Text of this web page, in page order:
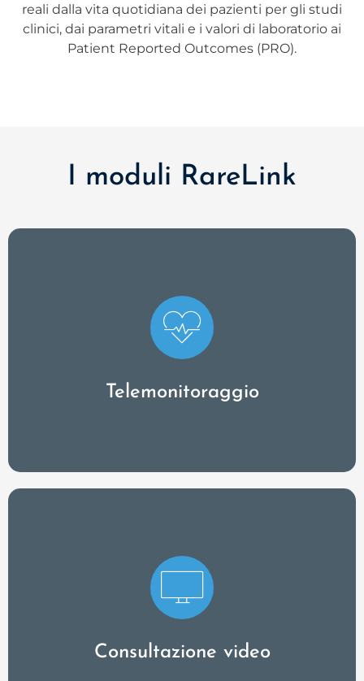
reali dalla vita quotidiana dei pazienti per gli studi
clinici, dai parametri vitali e i valori di laboratorio ai
Patient Reported Outcomes (PRO).
I moduli RareLink
Telemonitoraggio
Il telemonitoraggio dei segni vitali consente di
introdurre un'assistenza sanitaria personalizzata
per i pazienti cronici - vicina, indipendente dal
luogo e basata sui dati!
Consultazione video
Il consulto video basato sui dati per diagnosi e
decisioni terapeutiche fondate - sicuro e